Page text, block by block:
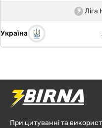
Ліга
Україна
При цитуванні та